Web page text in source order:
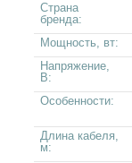
Страна
бренда:
Мощность, вт:
Напряжение,
В:
Особенности:
Длина кабеля,
м: